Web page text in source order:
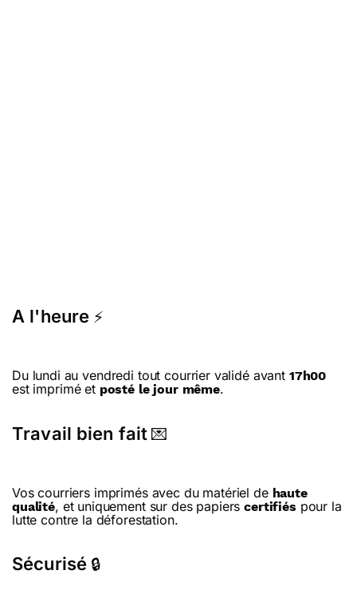
A l'heure ⚡
Du lundi au vendredi tout courrier validé avant 17h00
est imprimé et posté le jour même.
Travail bien fait 💌
Vos courriers imprimés avec du matériel de haute
qualité, et uniquement sur des papierscertifiés pour la
lutte contre la déforestation.
Sécurisé 🔒